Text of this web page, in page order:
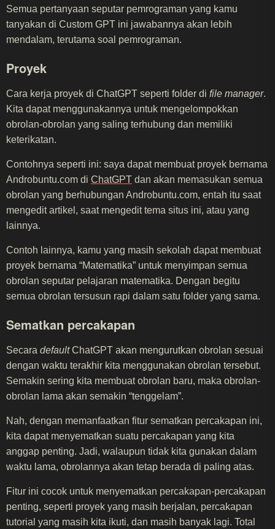
Semua pertanyaan seputar pemrograman yang kamu
tanyakan di Custom GPT ini jawabannya akan lebih
mendalam, terutama soal pemrograman.
Proyek
Cara kerja proyek di ChatGPT seperti folder di file manager.
Kita dapat menggunakannya untuk mengelompokkan
obrolan-obrolan yang saling terhubung dan memiliki
keterikatan.
Contohnya seperti ini: saya dapat membuat proyek bernama
Androbuntu.com di ChatGPT dan akan memasukan semua
obrolan yang berhubungan Androbuntu.com, entah itu saat
mengedit artikel, saat mengedit tema situs ini, atau yang
lainnya.
Contoh lainnya, kamu yang masih sekolah dapat membuat
proyek bernama “Matematika” untuk menyimpan semua
obrolan seputar pelajaran matematika. Dengan begitu
semua obrolan tersusun rapi dalam satu folder yang sama.
Sematkan percakapan
Secara defaultChatGPT akan mengurutkan obrolan sesuai
dengan waktu terakhir kita menggunakan obrolan tersebut.
Semakin sering kita membuat obrolan baru, maka obrolan-
obrolan lama akan semakin “tenggelam”.
Nah, dengan memanfaatkan fitur sematkan percakapan ini,
kita dapat menyematkan suatu percakapan yang kita
anggap penting. Jadi, walaupun tidak kita gunakan dalam
waktu lama, obrolannya akan tetap berada di paling atas.
Fitur ini cocok untuk menyematkan percakapan-percakapan
penting, seperti proyek yang masih berjalan, percakapan
tutorial yang masih kita ikuti, dan masih banyak lagi. Total